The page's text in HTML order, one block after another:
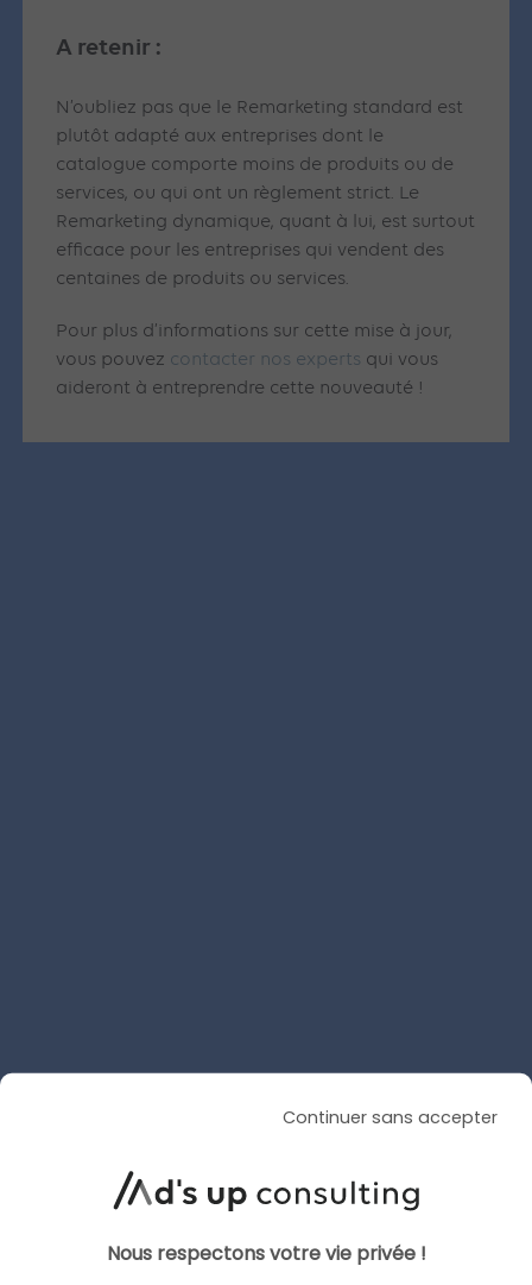
A retenir :
N’oubliez pas que le Remarketing standard est
plutôt adapté aux entreprises dont le
catalogue comporte moins de produits ou de
services, ou qui ont un règlement strict. Le
Remarketing dynamique, quant à lui, est surtout
efficace pour les entreprises qui vendent des
centaines de produits ou services.
Pour plus d’informations sur cette mise à jour,
vous pouvez contacter nos experts qui vous
aideront à entreprendre cette nouveauté !
Le 20 juillet 2026
Continuer sans accepter
Nous respectons votre vie privée !